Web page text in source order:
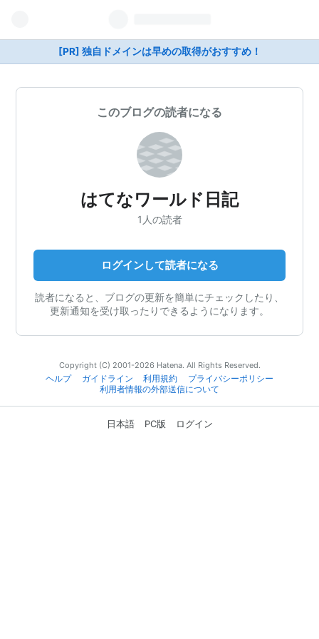
[PR] 独自ドメインは早めの取得がおすすめ！
このブログの読者になる
はてなワールド日記
1人の読者
ログインして読者になる
読者になると、ブログの更新を簡単にチェックしたり、
更新通知を受け取ったりできるようになります。
Copyright (C) 2001-2026 Hatena. All Rights Reserved.
ヘルプ
ガイドライン 利用規約
プライバシーポリシー
利用者情報の外部送信について
日本語 PC版 ログイン